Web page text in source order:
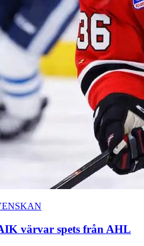
värvar spets från AHL